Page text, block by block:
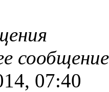
сообщение
07:40